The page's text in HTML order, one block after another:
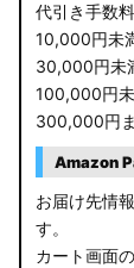
代引き手数
10,000円未
30,000円未
100,000円
300,000円
Amazon
お届け先情
す。
カート画面